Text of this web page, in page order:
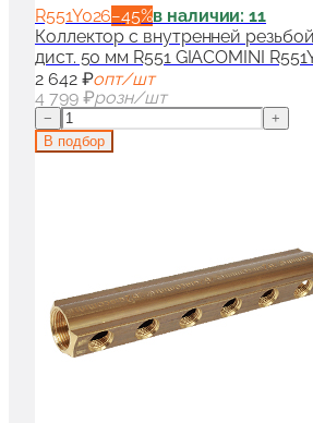
R551Y026−45%в наличии: 11
Коллектор с внутренней
дист. 50 мм R551 GIACOMINI
2 642 ₽опт/шт
4 799 ₽розн/шт
−
+
В подбор